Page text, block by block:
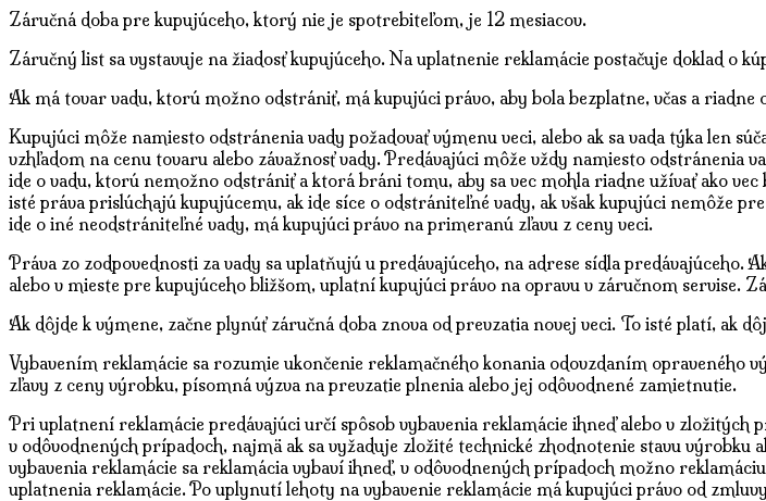
Záručná doba pre kupujúceho, ktorý nie je spotrebiteľom, je 12 mesiacov.
Záručný list sa vystavuje na žiadosť kupujúceho. Na uplatnenie reklamácie postačuje doklad o
Ak má tovar vadu, ktorú možno odstrániť, má kupujúci právo, aby bola bezplatne, včas a
Kupujúci môže namiesto odstránenia vady požadovať výmenu veci, alebo ak sa vada týka len
vzhľadom na cenu tovaru alebo závažnosť vady. Predávajúci môže vždy namiesto odstránenia
ide o vadu, ktorú nemožno odstrániť a ktorá bráni tomu, aby sa vec mohla riadne užívať ako
isté práva prislúchajú kupujúcemu, ak ide síce o odstrániteľné vady, ak však kupujúci nemôže
ide o iné neodstrániteľné vady, má kupujúci právo na primeranú zľavu z ceny veci.
Práva zo zodpovednosti za vady sa uplatňujú u predávajúceho, na adrese sídla
alebo v mieste pre kupujúceho bližšom, uplatní kupujúci právo na opravu v záručnom servise.
Ak dôjde k výmene, začne plynúť záručná doba znova od prevzatia novej veci. To isté platí, ak
Vybavením reklamácie sa rozumie ukončenie reklamačného konania odovzdaním
zľavy z ceny výrobku, písomná výzva na prevzatie plnenia alebo jej odôvodnené zamietnutie.
Pri uplatnení reklamácie predávajúci určí spôsob vybavenia reklamácie ihneď alebo v
v odôvodnených prípadoch, najmä ak sa vyžaduje zložité technické zhodnotenie stavu
vybavenia reklamácie sa reklamácia vybaví ihneď, v odôvodnených prípadoch možno
uplatnenia reklamácie. Po uplynutí lehoty na vybavenie reklamácie má kupujúci právo od